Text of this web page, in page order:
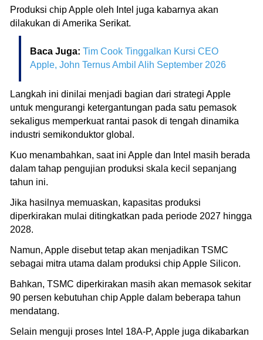
Produksi chip Apple oleh Intel juga kabarnya akan
dilakukan di Amerika Serikat.
Baca Juga: Tim Cook Tinggalkan Kursi CEO
Apple, John Ternus Ambil Alih September 2026
Langkah ini dinilai menjadi bagian dari strategi Apple
untuk mengurangi ketergantungan pada satu pemasok
sekaligus memperkuat rantai pasok di tengah dinamika
industri semikonduktor global.
Kuo menambahkan, saat ini Apple dan Intel masih berada
dalam tahap pengujian produksi skala kecil sepanjang
tahun ini.
Jika hasilnya memuaskan, kapasitas produksi
diperkirakan mulai ditingkatkan pada periode 2027 hingga
2028.
Namun, Apple disebut tetap akan menjadikan TSMC
sebagai mitra utama dalam produksi chip Apple Silicon.
Bahkan, TSMC diperkirakan masih akan memasok sekitar
90 persen kebutuhan chip Apple dalam beberapa tahun
mendatang.
Selain menguji proses Intel 18A-P, Apple juga dikabarkan